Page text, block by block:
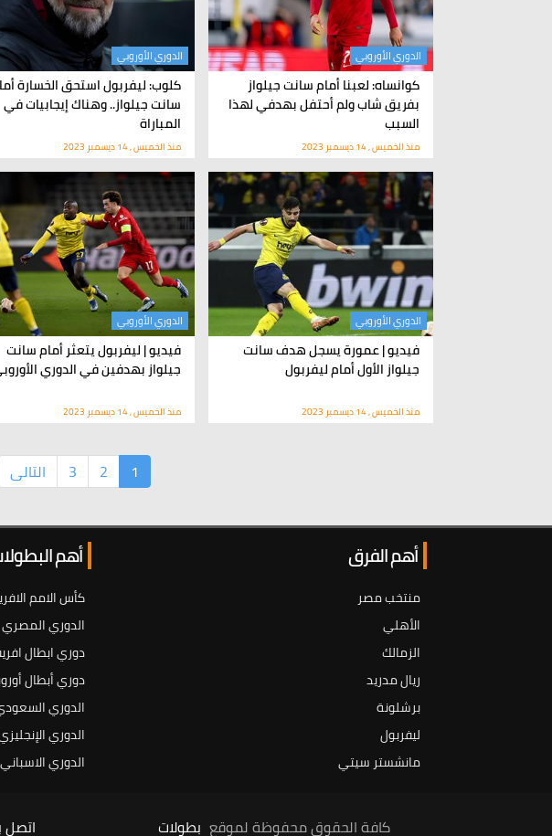
كوانساه: لعبنا أمام سانت جيلواز
بفريق شاب ولم أحتفل بهدفي لهذا
السبب
الدوري الأوروبي
منذ الخميس , 14 ديسمبر 2023
كلوب: ليفربول استحق الخسارة
سانت جيلواز.. وهناك إيجابيات في
المباراة
الدوري الأوروبي
منذ الخميس , 14 ديسمبر 2023
فيديو | عمورة يسجل هدف سانت
جيلواز الأول أمام ليفربول
الدوري الأوروبي
منذ الخميس , 14 ديسمبر 2023
فيديو | ليفربول يتعثر أمام سانت
جيلواز بهدفين في الدوري
الدوري الأوروبي
منذ الخميس , 14 ديسمبر 2023
1
2
3 التالى
أهم الفرق
منتخب مصر
الأهلي
الزمالك
ريال مدريد
برشلونة
ليفربول
مانشستر سيتي
أهم
كأس الامم
الدوري المصري
دوري ابطال
دوري أبطال
الدوري
الدوري
الدوري الاسباني
كافة الحقوق محفوظة لموقع بطولات اتصل